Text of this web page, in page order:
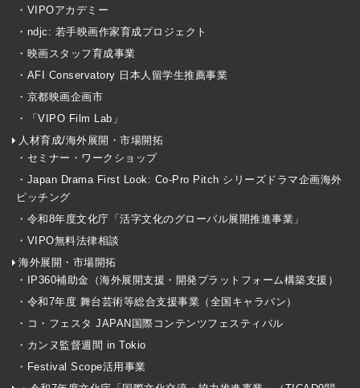
・VIPOアカデミー
・ndjc: 若手映画作家育成プロジェクト
・映画スタッフ育成事業
・AFI Conservatory 日本人留学生推薦事業
・京都映画企画市
・「VIPO Film Lab」
人材育成/海外展開・市場開拓
・セミナー・ワークショップ
・Japan Drama First Look: Co-Pro Pitch シリーズドラマ企画海外
ピッチング
・令和8年度文化庁「活字文化のグローバル展開推進事業」
・VIPO無料法律相談
海外展開・市場開拓
・IP360補助金（海外展開支援・開発プラットフォーム構築支援）
・令和7年度 舞台芸術等総合支援事業（全国キャラバン）
・コ・フェスタ JAPAN国際コンテンツフェスティバル
・カンヌ監督週間 in Tokio
・Festival Scope活用事業